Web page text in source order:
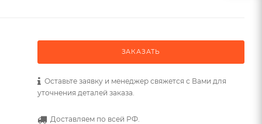
ЗАКАЗАТЬ
Оставьте заявку и менеджер свяжется с Вами для
уточнения деталей заказа.
Доставляем по всей РФ.